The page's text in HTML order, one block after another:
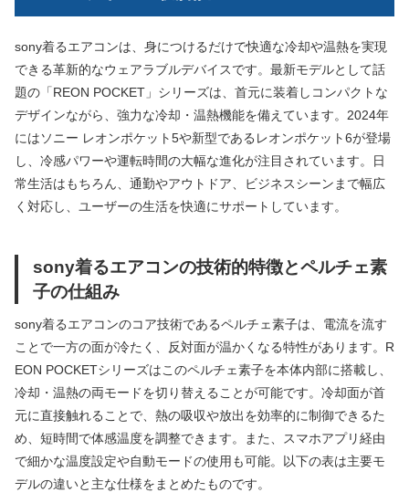
sony着るエアコンは、身につけるだけで快適な冷却や温熱を実現
できる革新的なウェアラブルデバイスです。最新モデルとして話
題の「REON POCKET」シリーズは、首元に装着しコンパクトな
デザインながら、強力な冷却・温熱機能を備えています。2024年
にはソニー レオンポケット5や新型であるレオンポケット6が登場
し、冷感パワーや運転時間の大幅な進化が注目されています。日
常生活はもちろん、通勤やアウトドア、ビジネスシーンまで幅広
く対応し、ユーザーの生活を快適にサポートしています。
sony着るエアコンの技術的特徴とペルチェ素
子の仕組み
sony着るエアコンのコア技術であるペルチェ素子は、電流を流す
ことで一方の面が冷たく、反対面が温かくなる特性があります。R
EON POCKETシリーズはこのペルチェ素子を本体内部に搭載し、
冷却・温熱の両モードを切り替えることが可能です。冷却面が首
元に直接触れることで、熱の吸収や放出を効率的に制御できるた
め、短時間で体感温度を調整できます。また、スマホアプリ経由
で細かな温度設定や自動モードの使用も可能。以下の表は主要モ
デルの違いと主な仕様をまとめたものです。